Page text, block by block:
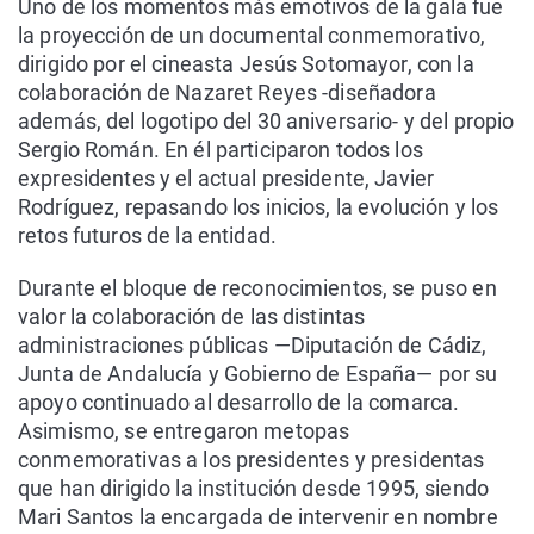
Uno de los momentos más emotivos de la gala fue
la proyección de un documental conmemorativo,
dirigido por el cineasta Jesús Sotomayor, con la
colaboración de Nazaret Reyes -diseñadora
además, del logotipo del 30 aniversario- y del propio
Sergio Román. En él participaron todos los
expresidentes y el actual presidente, Javier
Rodríguez, repasando los inicios, la evolución y los
retos futuros de la entidad.
Durante el bloque de reconocimientos, se puso en
valor la colaboración de las distintas
administraciones públicas —Diputación de Cádiz,
Junta de Andalucía y Gobierno de España— por su
apoyo continuado al desarrollo de la comarca.
Asimismo, se entregaron metopas
conmemorativas a los presidentes y presidentas
que han dirigido la institución desde 1995, siendo
Mari Santos la encargada de intervenir en nombre